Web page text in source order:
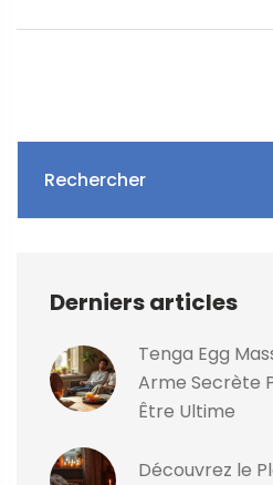
Rechercher
Derniers articles
Tenga Egg
Arme Secrète
Être Ultime
Découvrez le